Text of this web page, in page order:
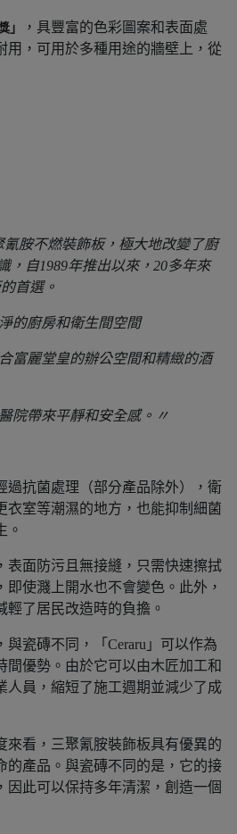
」
，具豐富的色彩圖案和表面處
用，可用於多種用途的牆壁上，從
氰胺不燃裝飾板，極大地改變了廚
，自1989年推出以來，20多年來
首選。
的廚房和衛生間空間
富麗堂皇的辦公空間和精緻的酒
院帶來平靜和安全感。 〃
過抗菌處理（部分產品除外），衛
衣室等潮濕的地方，也能抑制細菌
。
表面防污且無接縫，只需快速擦拭
即使濺上開水也不會變色。此外，
了居民改造時的負擔。
瓷磚不同，「Ceraru」可以作為
間優勢。由於它可以由木匠加工和
人員，縮短了施工週期並減少了成
來看，三聚氰胺裝飾板具有優異的
的產品。與瓷磚不同的是，它的接
因此可以保持多年清潔，創造一個